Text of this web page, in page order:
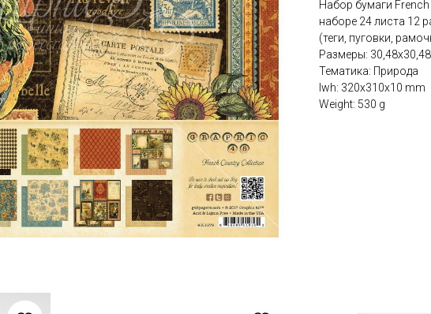
Набор бумаги
наборе 24 листа 12
(теги, пуговки,
Размеры:
Тематика: Природа
lwh: 320x310x10 mm
Weight: 530 g